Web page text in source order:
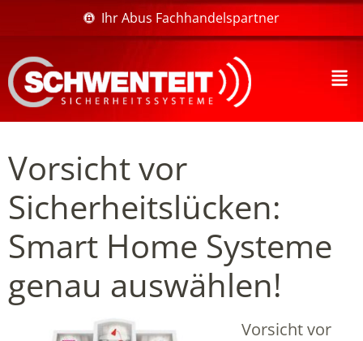
Ihr Abus Fachhandelspartner
Vorsicht vor
Sicherheitslücken:
Smart Home Systeme
genau auswählen!
Vorsicht vor